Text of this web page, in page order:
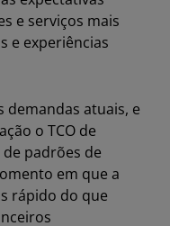
e serviços mais
e experiências
demandas atuais, e
o TCO de
padrões de
em que a
rápido do que